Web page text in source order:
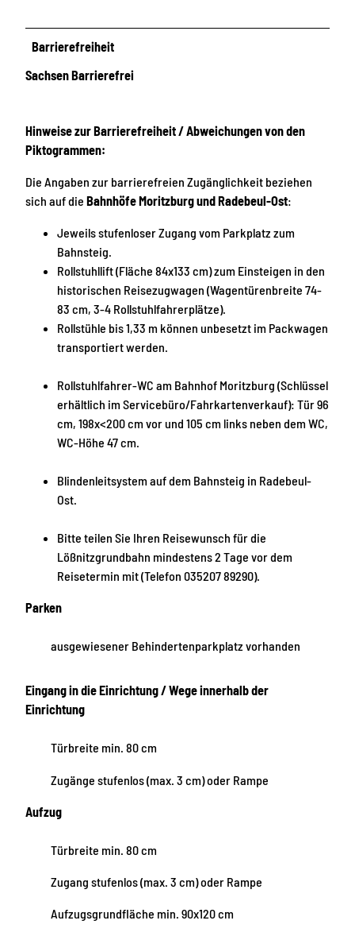
Barrierefreiheit
Sachsen Barrierefrei
Hinweise zur Barrierefreiheit / Abweichungen von den
Piktogrammen:
Die Angaben zur barrierefreien Zugänglichkeit beziehen
sich auf die Bahnhöfe Moritzburg und Radebeul-Ost:
Jeweils stufenloser Zugang vom Parkplatz zum
Bahnsteig.
Rollstuhllift (Fläche 84x133 cm) zum Einsteigen in den
historischen Reisezugwagen (Wagentürenbreite 74-
83 cm, 3-4 Rollstuhlfahrerplätze).
Rollstühle bis 1,33 m können unbesetzt im Packwagen
transportiert werden.
Rollstuhlfahrer-WC am Bahnhof Moritzburg (Schlüssel
erhältlich im Servicebüro/Fahrkartenverkauf): Tür 96
cm, 198x<200 cm vor und 105 cm links neben dem WC,
WC-Höhe 47 cm.
Blindenleitsystem auf dem Bahnsteig in Radebeul-
Ost.
Bitte teilen Sie Ihren Reisewunsch für die
Lößnitzgrundbahn mindestens 2 Tage vor dem
Reisetermin mit (Telefon 035207 89290).
Parken
ausgewiesener Behindertenparkplatz vorhanden
Eingang in die Einrichtung / Wege innerhalb der
Einrichtung
Türbreite min. 80 cm
Zugänge stufenlos (max. 3 cm) oder Rampe
Aufzug
Türbreite min. 80 cm
Zugang stufenlos (max. 3 cm) oder Rampe
Aufzugsgrundfläche min. 90x120 cm